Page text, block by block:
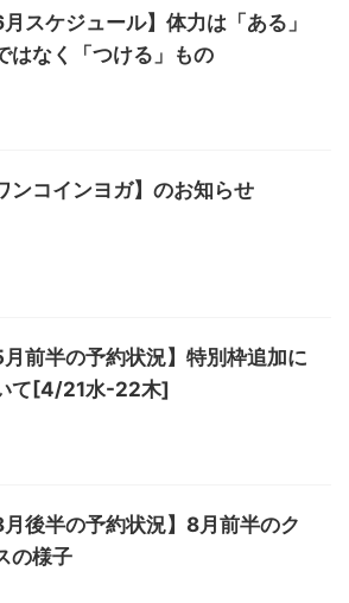
月スケジュール】体力は「ある」
はなく「つける」もの
ンコインヨガ】のお知らせ
月前半の予約状況】特別枠追加に
て[4/21水-22木]
月後半の予約状況】8月前半のク
の様子